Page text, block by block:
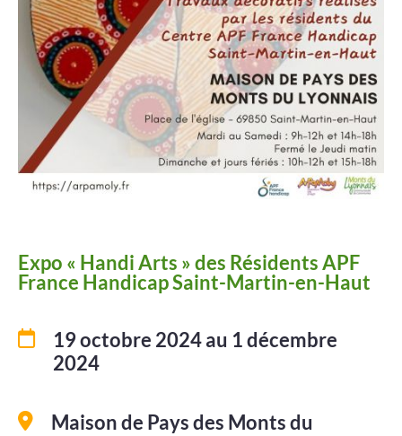
Expo « Handi Arts » des Résidents APF
France Handicap Saint-Martin-en-Haut
19 octobre 2024au 1 décembre
2024
Maison de Pays des Monts du
Infor’Monts, le journal de la CCMDL
Projets
Contact